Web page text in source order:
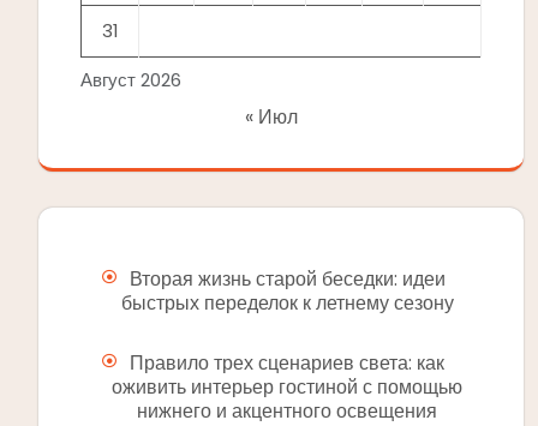
Август 2026
31
« Июл
Вторая жизнь старой беседки: идеи
быстрых переделок к летнему сезону
Правило трех сценариев света: как
оживить интерьер гостиной с помощью
нижнего и акцентного освещения